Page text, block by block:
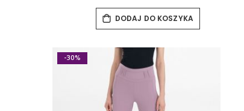
DODAJ DO KOSZYKA
-30%